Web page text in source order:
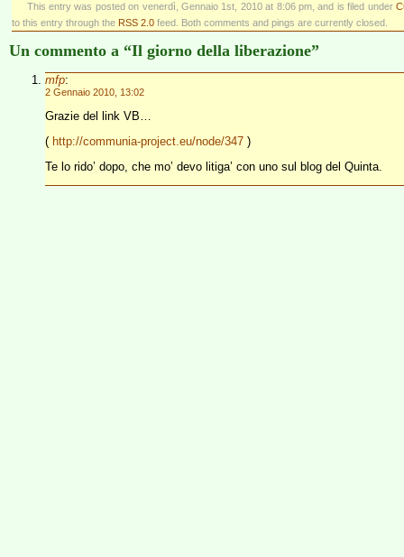
This entry was posted on venerdì, Gennaio 1st, 2010 at 8:06 pm, and is filed under
to this entry through the RSS 2.0 feed. Both comments and pings are currently closed.
Un commento a “Il giorno della liberazione”
mfp:
2 Gennaio 2010, 13:02
Grazie del link VB…
( http://communia-project.eu/node/347 )
Te lo rido’ dopo, che mo’ devo litiga’ con uno sul blog del Quinta.